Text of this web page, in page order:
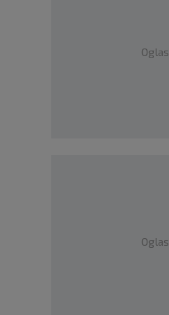
Oglas
Oglas